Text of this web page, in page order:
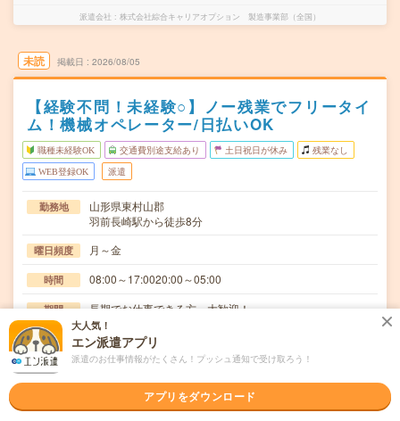
派遣会社 株式会社綜合キャリアオプション 製造事業部（全国）
未読 掲載日 2026/08/05
【経験不問！未経験○】ノー残業でフリータイ
ム！機械オペレーター/日払いOK
職種未経験OK 交通費別途支給あり 土日祝日が休み 残業なし
WEB登録OK 派遣
勤務地
山形県東村山郡
羽前長崎駅から徒歩8分
曜日頻度 月～金
時間 08:00～17:0020:00～05:00
期間 長期でお仕事できる方、大歓迎！
時給 時給1150円
交通費
交通費規定内支給
仕事内容
機械に材料をセットし、ボタン操作で自動加工。加工用の
大人気！
エン派遣アプリ
派遣のお仕事情報がたくさん！プッシュ通知で受け取ろう！
アプリをダウンロード